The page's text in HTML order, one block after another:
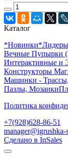
Каталог
*Новинки
Вечные Пупырки
Интерактивные и
Конструкторы
Машинки -
Пазлы, Мозаики
Политика
+7(928)628-86-51
manager@igrushka-
Сделано в InSales